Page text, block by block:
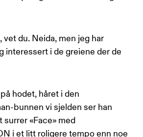
vet du. Neida, men jeg har
interessert i de greiene der de
hodet, håret i den
bunnen vi sjelden ser han
surrer «Face» med
i et litt roligere tempo enn noe